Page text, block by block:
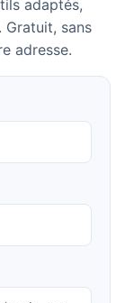
adaptés,
Gratuit, sans
adresse.